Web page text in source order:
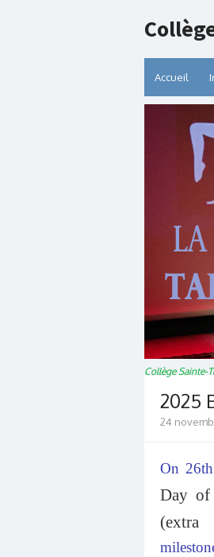
Accueil
Collège Sainte-
2025
24
On 26th
Day of
(extra